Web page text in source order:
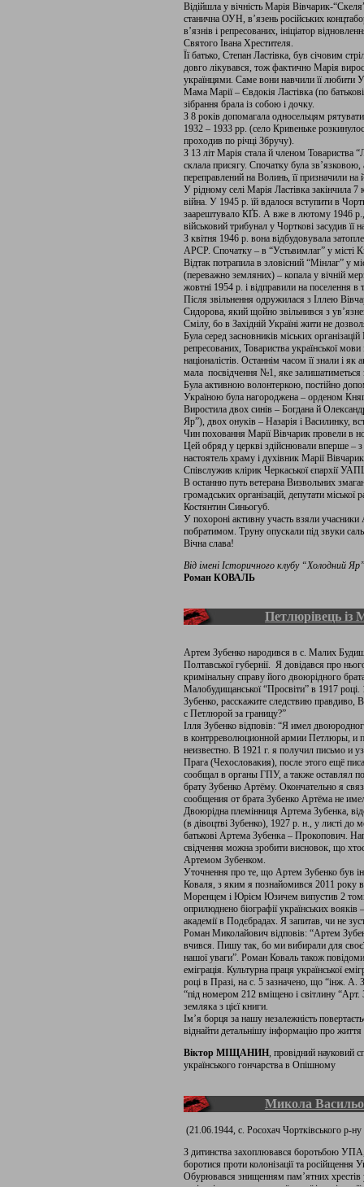
Відійшла у вічність Марія Вівчарик-
станична ОУН, в’язень російських
в’язнів і репресованих, ініціатор
Святого Івана Хрестителя.
Її батько, Степан Ластівка, був січовим
довго лікувався, тож фактично Марія
українцями. Саме вони навчили її любити
Мама Марії – Євдокія Ластівка (по
зібрання брала із собою і дочку.
З 8 років допомагала односельцям
1932 – 1933 рр. (село Кривеньке
проходив по річці Збручу).
З 13 літ Марія стала й членом
склала присягу. Спочатку була
переправлений на Волинь, її призначили на
У рідному селі Марія Ластівка закінчила 7
війна. У 1945 р. їй вдалося вступити в
заарештувало КҐБ. А вже в лютому 1946 р.,
військовий трибунал у Чорткові засудив її
З квітня 1946 р. вона відбудовувала
АРСР. Спочатку – в “Устьвимлаг” у місті
Відтак потрапила в зловісний “Мінлаг” у
(переважно земляних) – копала у вічній
жовтні 1954 р. і відправили на поселення в
Після звільнення одружилася з Іллею
Сидорова, який щойно звільнився з
Смілу, бо в Західній Україні жити не
Була серед засновників міських
репресованих, Товариства української
націоналістів. Останнім часом її знали і як
мала посвідчення №1, яке залишатиметься
Була активною волонтеркою, постійно
Україною була нагороджена – орденом
Виростила двох синів – Богдана й
Яр”), двох онуків – Назарія і Василинку,
Чин поховання Марії Вівчарик провели в
Цей обряд у церкві здійснювали вперше –
настоятель храму і духівник Марії
Співслужив клірик Черкаської єпархії
В останню путь ветерана Визвольних
громадських організацій, депутати
Костянтин Синьогуб.
У похороні активну участь взяли
побратимом. Труну опускали під звуки
Вічна слава!
Від імені Історичного клубу “Холодний
Роман КОВАЛЬ
Петлюрівець
Артем Зубенко народився в с. Малих
Полтавської губернії. Я довідався про
кримінальну справу його двоюрідного
Малобудищанської “Просвіти” в 1917
Зубенко, расскажите следствию
с Петлюрой за границу?”
Ілля Зубенко відповів: “Я имел
в контрреволюционной армии Петлюры, и
неизвестно. В 1921 г. я получил письмо и
Прага (Чехословакия), после этого ещё
сообщал в органы ГПУ, а также оставлял
брату Зубенко Артёму. Окончательно я
сообщения от брата Зубенко Артёма не
Двоюрідна племінниця Артема Зубенка,
(в дівоцтві Зубенко), 1927 р. н., у листі до
батькові Артема Зубенка – Прокопович.
свідчення можна зробити висновок, що
Артемом Зубенком.
Уточнення про те, що Артем Зубенко був
Коваля, з яким я познайомився 2011 року
Моренцем і Юрієм Юзичем випустив 2
оприлюднено біографії українських вояків
академії в Подєбрадах. Я запитав, чи не
Роман Миколайович відповів: “Артем
вчився. Пишу так, бо ми вибирали для
нашої уваги”. Роман Коваль також
еміграція. Культурна праця української
році в Празі, на с. 5 зазначено, що “інж. А.
“під номером 212 вміщено і світлину
земляка з цієї книги.
Ім’я борця за нашу незалежність
віднайти детальнішу інформацію про
Віктор МІЩАНИН, провідний науковий
українського гончарства в Опішному
Микола
(21.06.1944, с. Росохач Чортківського р-
З дитинства захоплювався боротьбою УПА,
боротися проти колонізації та російщення
Обурювався знищенням пам’ятних хрестів